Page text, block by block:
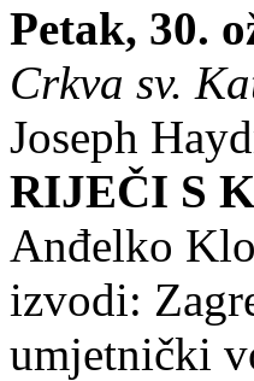
Petak, 30.
Crkva sv.
Joseph
RIJEČI S
Anđelko
izvodi:
umjetnički